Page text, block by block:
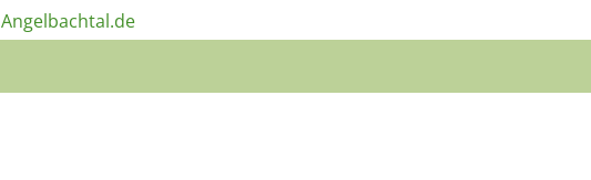
Angelbachtal.de